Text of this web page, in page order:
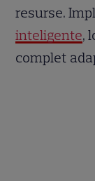
resurse.
inteligente,
complet